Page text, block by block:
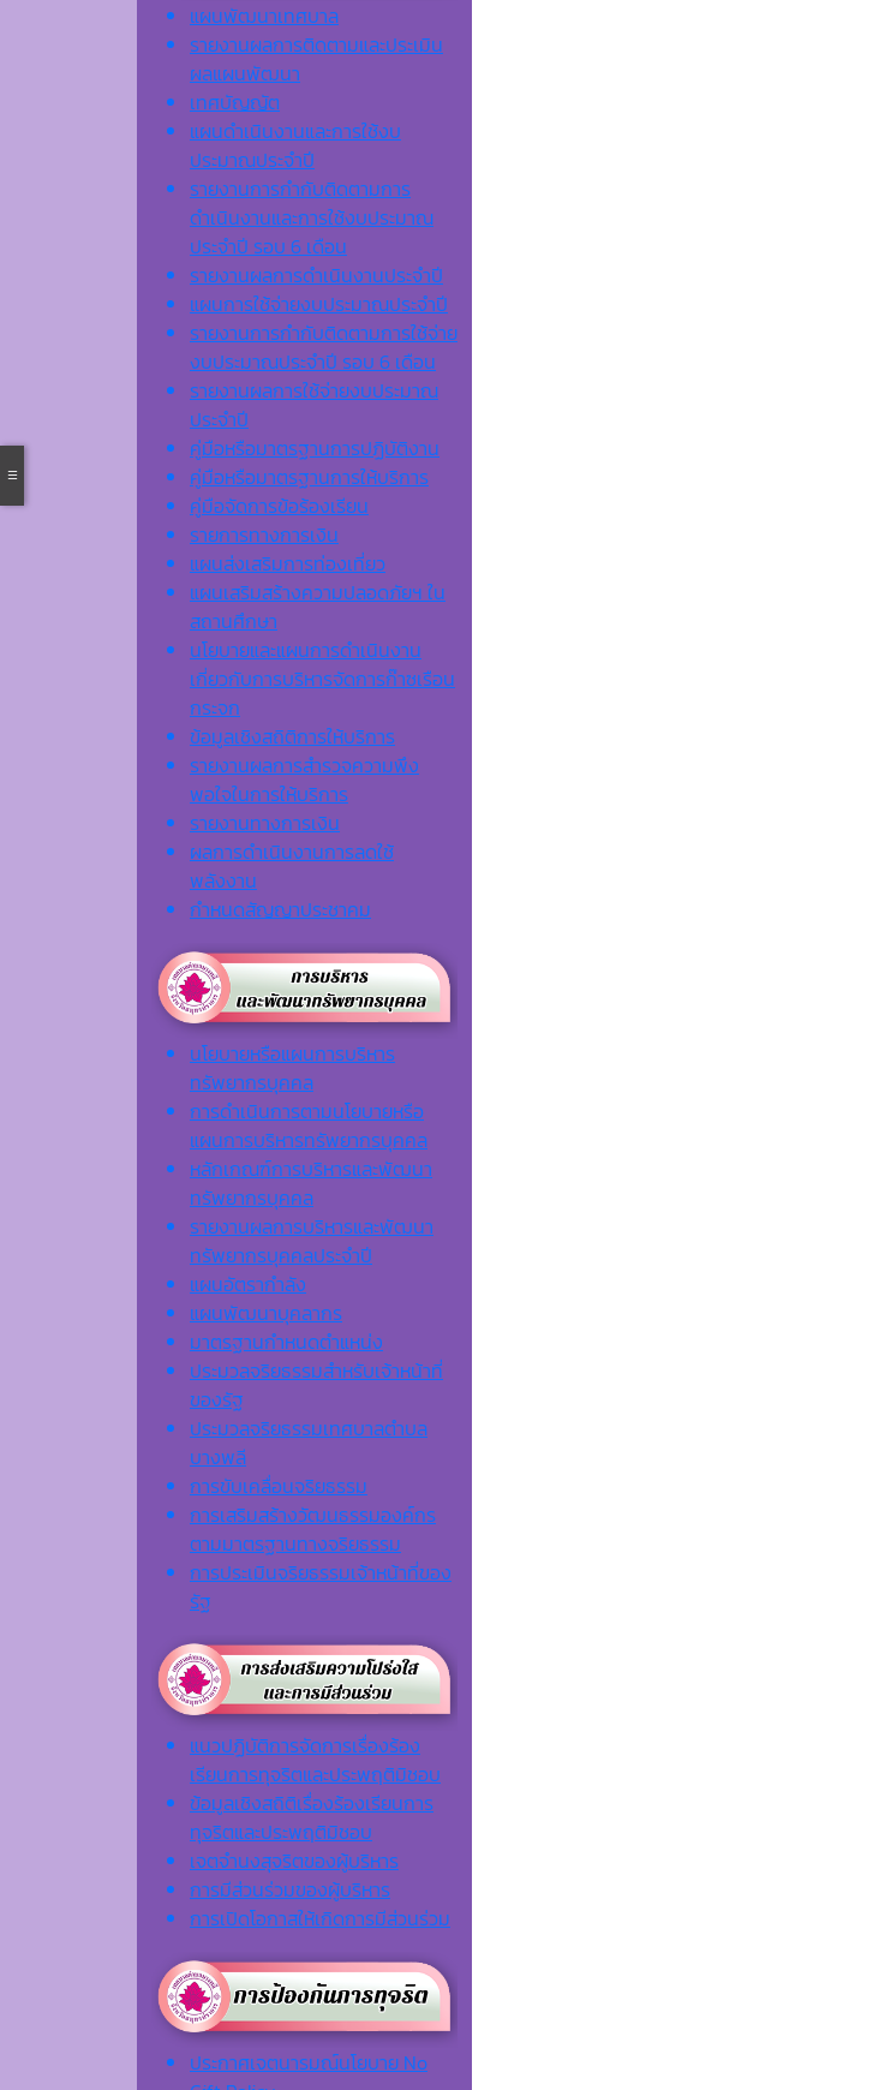
แผนพัฒนาเทศบาล
รายงานผลการติดตามและประเมิน
ผลแผนพัฒนา
เทศบัญญัต
แผนดำเนินงานและการใช้งบ
ประมาณประจำปี
รายงานการกำกับติดตามการ
ดำเนินงานและการใช้งบประมาณ
ประจำปี รอบ 6 เดือน
รายงานผลการดำเนินงานประจำปี
แผนการใช้จ่ายงบประมาณประจำปี
รายงานการกำกับติดตามการใช้จ่าย
งบประมาณประจำปี รอบ 6 เดือน
รายงานผลการใช้จ่ายงบประมาณ
ประจำปี
คู่มือหรือมาตรฐานการปฏิบัติงาน
คู่มือหรือมาตรฐานการให้บริการ
คู่มือจัดการข้อร้องเรียน
รายการทางการเงิน
แผนส่งเสริมการท่องเที่ยว
แผนเสริมสร้างความปลอดภัยฯ ใน
สถานศึกษา
นโยบายและแผนการดำเนินงาน
เกี่ยวกับการบริหารจัดการก๊าซเรือน
กระจก
ข้อมูลเชิงสถิติการให้บริการ
รายงานผลการสำรวจความพึง
พอใจในการให้บริการ
รายงานทางการเงิน
ผลการดำเนินงานการลดใช้
พลังงาน
กำหนดสัญญาประชาคม
นโยบายหรือแผนการบริหาร
ทรัพยากรบุคคล
การดำเนินการตามนโยบายหรือ
แผนการบริหารทรัพยากรบุคคล
หลักเกณฑ์การบริหารและพัฒนา
ทรัพยากรบุคคล
รายงานผลการบริหารและพัฒนา
ทรัพยากรบุคคลประจำปี
แผนอัตรากำลัง
แผนพัฒนาบุคลากร
มาตรฐานกำหนดตำแหน่ง
ประมวลจริยธรรมสำหรับเจ้าหน้าที่
ของรัฐ
ประมวลจริยธรรมเทศบาลตำบล
บางพลี
การขับเคลื่อนจริยธรรม
การเสริมสร้างวัฒนธรรมองค์กร
ตามมาตรฐานทางจริยธรรม
การประเมินจริยธรรมเจ้าหน้าที่ของ
รัฐ
แนวปฏิบัติการจัดการเรื่องร้อง
เรียนการทุจริตและประพฤติมิชอบ
ข้อมูลเชิงสถิติเรื่องร้องเรียนการ
ทุจริตและประพฤติมิชอบ
เจตจํานงสุจริตของผู้บริหาร
การมีส่วนร่วมของผู้บริหาร
การเปิดโอกาสให้เกิดการมีส่วนร่วม
ประกาศเจตนารมณ์นโยบาย No